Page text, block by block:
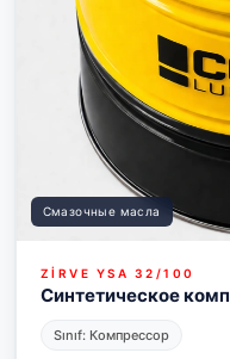
Смазочные масла
ZİRVE YSA 32/100
Синтетическое
Sınıf: Компрессор